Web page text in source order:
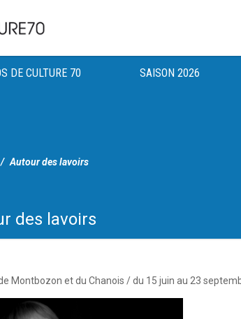
DE CULTURE 70 SAISON 2026
Autour des lavoirs
des lavoirs
d’accès à une culture partagée au bénéfice des
Montbozon et du Chanois / du 15 juin au 23